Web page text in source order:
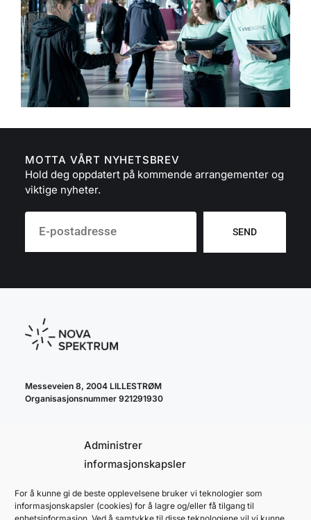
Administrer
informasjonskapsler
For å kunne gi de beste opplevelsene bruker vi teknologier som
informasjonskapsler (cookies) for å lagre og/eller få tilgang til
MOTTA VÅRT NYHETSBREV
Hold deg oppdatert på kommende arrangementer og
viktige nyheter.
SEND
Messeveien 8, 2004 LILLESTRØM
Organisasjonsnummer 921291930
cookie policy
personvernerklæring